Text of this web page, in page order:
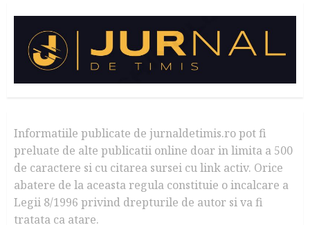
Informatiile publicate de jurnaldetimis.ro pot fi
preluate de alte publicatii online doar in limita a 500
de caractere si cu citarea sursei cu link activ. Orice
abatere de la aceasta regula constituie o incalcare a
Legii 8/1996 privind drepturile de autor si va fi
tratata ca atare.